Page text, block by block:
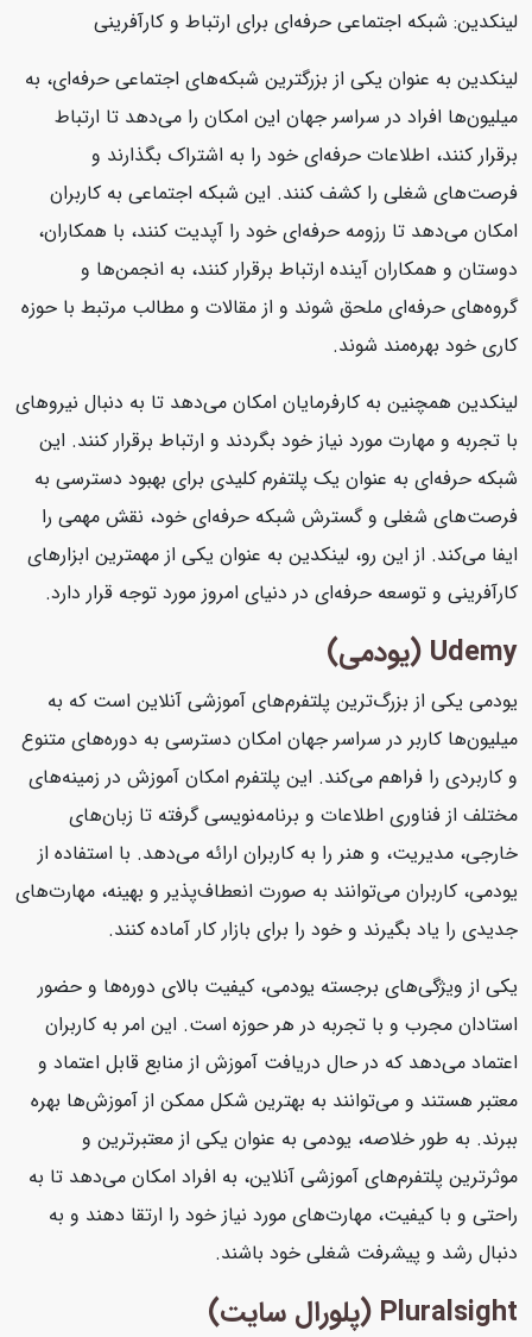
لینکدین: شبکه اجتماعی حرفه‌ای برای ارتباط و کارآفرینی
لینکدین به عنوان یکی از بزرگترین شبکه‌های اجتماعی حرفه‌ای، به
میلیون‌ها افراد در سراسر جهان این امکان را می‌دهد تا ارتباط
برقرار کنند، اطلاعات حرفه‌ای خود را به اشتراک بگذارند و
فرصت‌های شغلی را کشف کنند. این شبکه اجتماعی به کاربران
امکان می‌دهد تا رزومه حرفه‌ای خود را آپدیت کنند، با همکاران،
دوستان و همکاران آینده ارتباط برقرار کنند، به انجمن‌ها و
گروه‌های حرفه‌ای ملحق شوند و از مقالات و مطالب مرتبط با حوزه
کاری خود بهره‌مند شوند.
لینکدین همچنین به کارفرمایان امکان می‌دهد تا به دنبال نیروهای
با تجربه و مهارت مورد نیاز خود بگردند و ارتباط برقرار کنند. این
شبکه حرفه‌ای به عنوان یک پلتفرم کلیدی برای بهبود دسترسی به
فرصت‌های شغلی و گسترش شبکه حرفه‌ای خود، نقش مهمی را
ایفا می‌کند. از این رو، لینکدین به عنوان یکی از مهمترین ابزارهای
کارآفرینی و توسعه حرفه‌ای در دنیای امروز مورد توجه قرار دارد.
Udemy (یودمی)
یودمی یکی از بزرگ‌ترین پلتفرم‌های آموزشی آنلاین است که به
میلیون‌ها کاربر در سراسر جهان امکان دسترسی به دوره‌های متنوع
و کاربردی را فراهم می‌کند. این پلتفرم امکان آموزش در زمینه‌های
مختلف از فناوری اطلاعات و برنامه‌نویسی گرفته تا زبان‌های
خارجی، مدیریت، و هنر را به کاربران ارائه می‌دهد. با استفاده از
یودمی، کاربران می‌توانند به صورت انعطاف‌پذیر و بهینه، مهارت‌های
جدیدی را یاد بگیرند و خود را برای بازار کار آماده کنند.
یکی از ویژگی‌های برجسته یودمی، کیفیت بالای دوره‌ها و حضور
استادان مجرب و با تجربه در هر حوزه است. این امر به کاربران
اعتماد می‌دهد که در حال دریافت آموزش از منابع قابل اعتماد و
معتبر هستند و می‌توانند به بهترین شکل ممکن از آموزش‌ها بهره
ببرند. به طور خلاصه، یودمی به عنوان یکی از معتبرترین و
موثرترین پلتفرم‌های آموزشی آنلاین، به افراد امکان می‌دهد تا به
راحتی و با کیفیت، مهارت‌های مورد نیاز خود را ارتقا دهند و به
دنبال رشد و پیشرفت شغلی خود باشند.
Pluralsight (پلورال سایت)